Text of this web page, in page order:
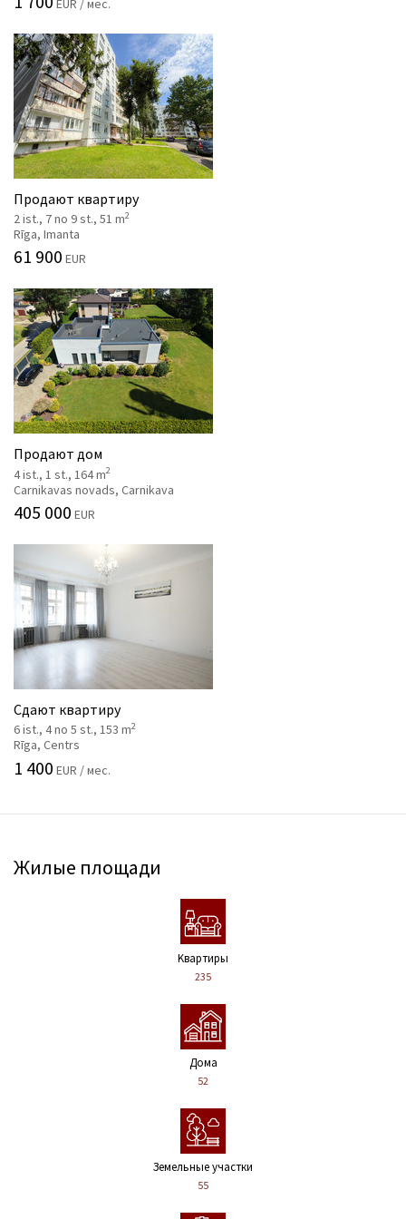
EUR / мес.
Продают квартиру
2 ist., 7 no 9 st., 51 m2
Rīga, Imanta
61 900 EUR
Продают дом
4 ist., 1 st., 164 m2
Carnikavas novads, Carnikava
405 000 EUR
Сдают квартиру
6 ist., 4 no 5 st., 153 m2
Rīga, Centrs
1 400 EUR / мес.
Жилые площади
Kвартиры
235
Дома
52
Земельные участки
55